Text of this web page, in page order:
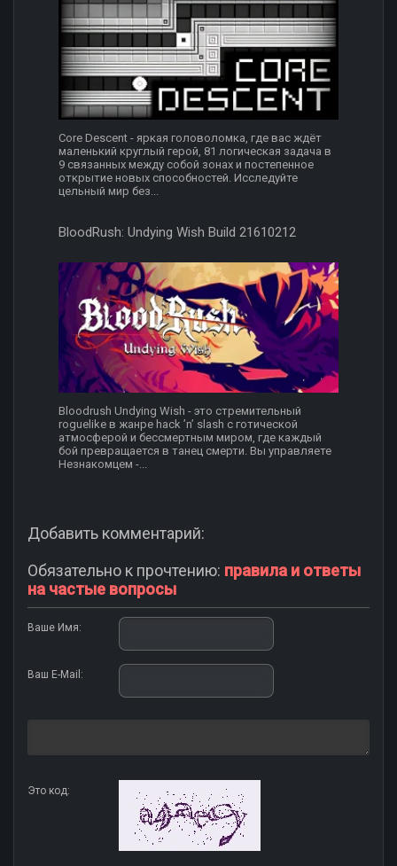
Core Descent - яркая головоломка, где вас ждёт
маленький круглый герой, 81 логическая задача в
9 связанных между собой зонах и постепенное
открытие новых способностей. Исследуйте
цельный мир без...
BloodRush: Undying Wish Build 21610212
Bloodrush Undying Wish - это стремительный
roguelike в жанре hack ’n’ slash с готической
атмосферой и бессмертным миром, где каждый
бой превращается в танец смерти. Вы управляете
Незнакомцем -...
Добавить комментарий:
Обязательно к прочтению: правила и ответы
на частые вопросы
Ваше Имя:
Ваш E-Mail:
Это код: